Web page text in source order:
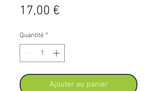
17,00 €
Quantité *
Ajouter au panier